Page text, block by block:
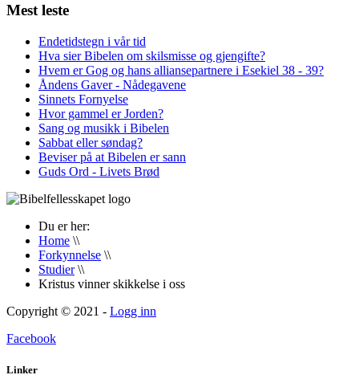
Mest leste
Endetidstegn i vår tid
Hva sier Bibelen om skilsmisse og gjengifte?
Hvem er Gog og hans alliansepartnere i Esekiel 38 - 39?
Åndens Gaver - Nådegavene
Sinnets Fornyelse
Hvor gammel er Jorden?
Sang og musikk i Bibelen
Sabbat eller søndag?
Beviser på at Bibelen er sann
Guds Ord - Livets Brød
Du er her:
Home \\
Forkynnelse \\
Studier \\
Kristus vinner skikkelse i oss
Copyright © 2021 - Logg inn
Facebook
Linker